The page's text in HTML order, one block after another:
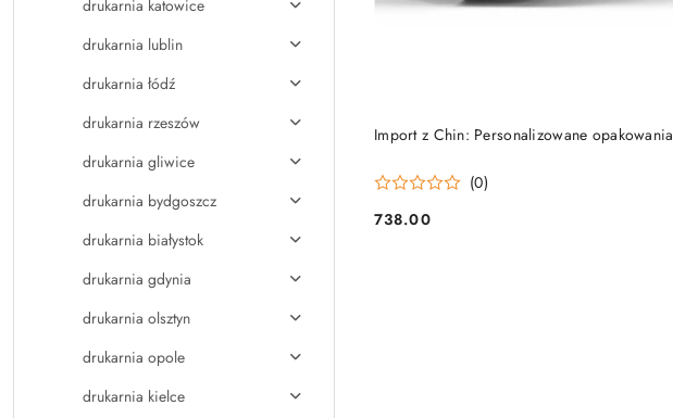
drukarnia katowice
drukarnia lublin
drukarnia łódź
drukarnia rzeszów
drukarnia gliwice
drukarnia bydgoszcz
drukarnia białystok
drukarnia gdynia
drukarnia olsztyn
drukarnia opole
drukarnia kielce
Import z Chin: Personalizowane opakowania
(0)
Cena:
738.00
DO KOSZYKA